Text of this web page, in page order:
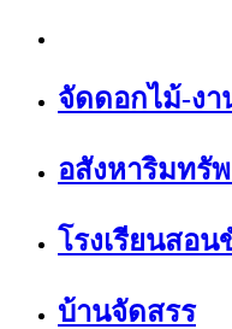
จัดดอกไม้-งา
อสังหาริมทรั
โรงเรียนสอ
บ้านจัดสรร